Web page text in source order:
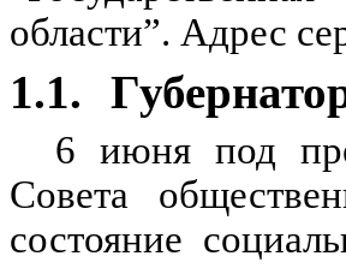
области”. Адрес
1.1.
6 июня под
Совета
состояние